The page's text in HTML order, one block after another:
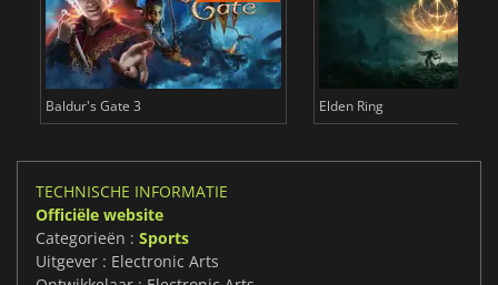
Baldur's Gate 3 Elden Ring
TECHNISCHE INFORMATIE
Officiële website
Categorieën : Sports
Uitgever : Electronic Arts